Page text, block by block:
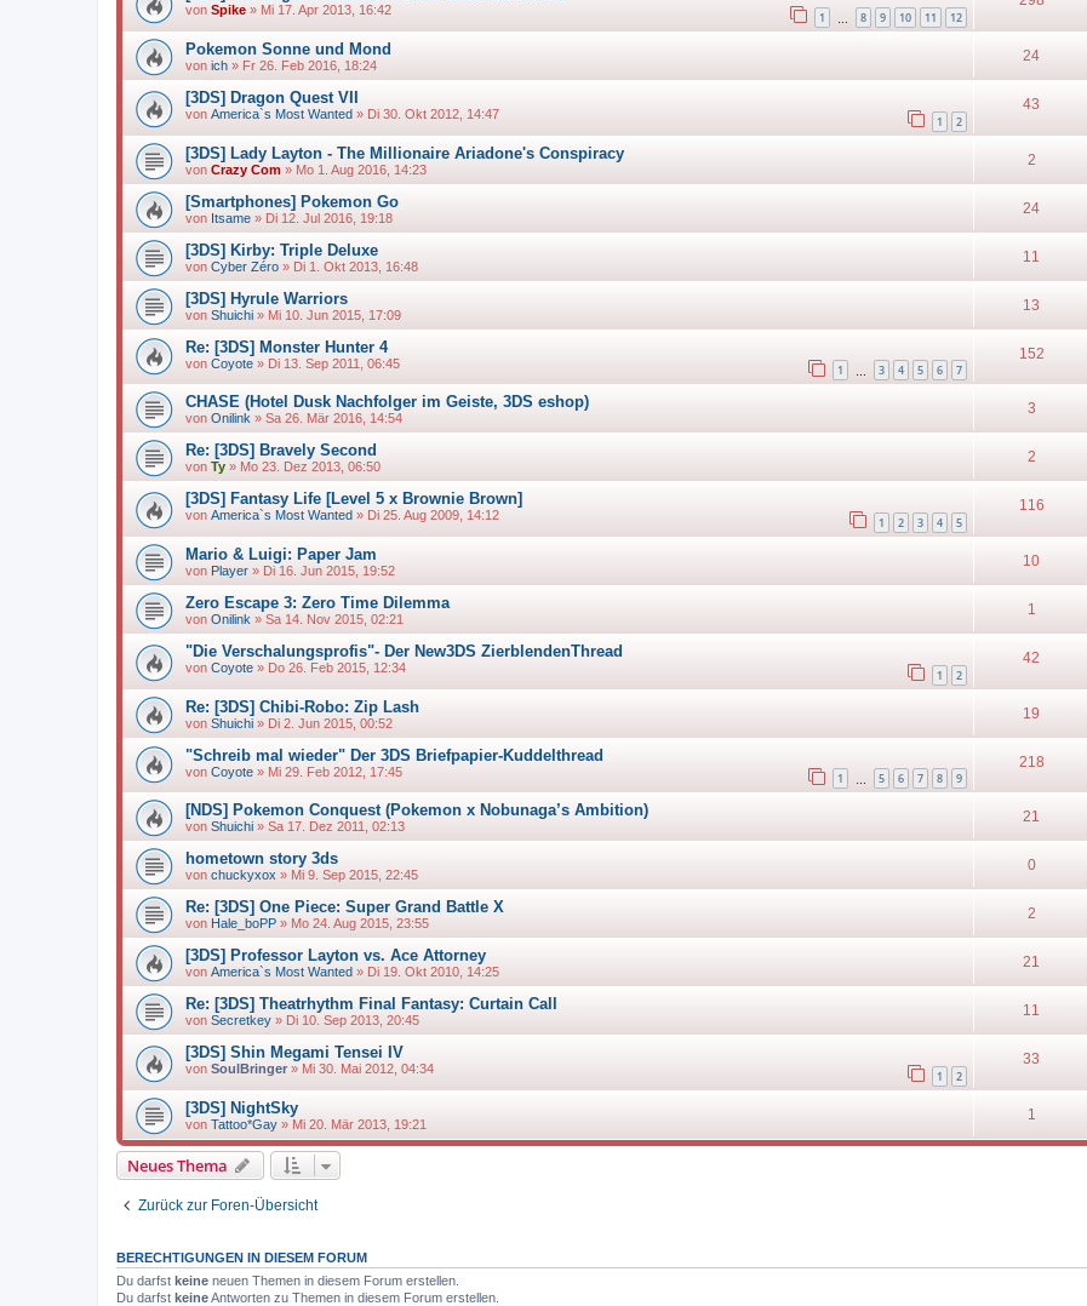
von Spike » Mi 17. Apr 2013, 16:42 1 8 9 10 11 12
Pokemon Sonne und Mond
von ich » Fr 26. Feb 2016, 18:24
24
[3DS] Dragon Quest VII
von America`s Most Wanted » Di 30. Okt 2012, 14:47 1 2
43
[3DS] Lady Layton - The Millionaire Ariadone's Conspiracy
von Crazy Com » Mo 1. Aug 2016, 14:23
2
[Smartphones] Pokemon Go
von Itsame » Di 12. Jul 2016, 19:18
24
[3DS] Kirby: Triple Deluxe
von Cyber Zéro » Di 1. Okt 2013, 16:48
11
[3DS] Hyrule Warriors
von Shuichi » Mi 10. Jun 2015, 17:09
13
Re: [3DS] Monster Hunter 4
von Coyote » Di 13. Sep 2011, 06:45 1 3 4 5 6 7
152
CHASE (Hotel Dusk Nachfolger im Geiste, 3DS eshop)
von Onilink » Sa 26. Mär 2016, 14:54
3
Re: [3DS] Bravely Second
von Ty » Mo 23. Dez 2013, 06:50
2
[3DS] Fantasy Life [Level 5 x Brownie Brown]
von America`s Most Wanted » Di 25. Aug 2009, 14:12 1 2 3 4 5
116
Mario & Luigi: Paper Jam
von Player » Di 16. Jun 2015, 19:52
10
Zero Escape 3: Zero Time Dilemma
von Onilink » Sa 14. Nov 2015, 02:21
1
"Die Verschalungsprofis"- Der New3DS ZierblendenThread
von Coyote » Do 26. Feb 2015, 12:34 1 2
42
Re: [3DS] Chibi-Robo: Zip Lash
von Shuichi » Di 2. Jun 2015, 00:52
19
"Schreib mal wieder" Der 3DS Briefpapier-Kuddelthread
von Coyote » Mi 29. Feb 2012, 17:45 1 5 6 7 8 9
218
[NDS] Pokemon Conquest (Pokemon x Nobunaga’s Ambition)
von Shuichi » Sa 17. Dez 2011, 02:13
21
hometown story 3ds
von chuckyxox » Mi 9. Sep 2015, 22:45
0
Re: [3DS] One Piece: Super Grand Battle X
von Hale_boPP » Mo 24. Aug 2015, 23:55
2
[3DS] Professor Layton vs. Ace Attorney
von America`s Most Wanted » Di 19. Okt 2010, 14:25
21
Re: [3DS] Theatrhythm Final Fantasy: Curtain Call
von Secretkey » Di 10. Sep 2013, 20:45
11
[3DS] Shin Megami Tensei IV
von SoulBringer » Mi 30. Mai 2012, 04:34 1 2
33
[3DS] NightSky
von Tattoo*Gay » Mi 20. Mär 2013, 19:21
1
Neues Thema
Zurück zur Foren-Übersicht
BERECHTIGUNGEN IN DIESEM FORUM
Du darfst keine neuen Themen in diesem Forum erstellen.
Du darfst keineAntworten zu Themen in diesem Forum erstellen.